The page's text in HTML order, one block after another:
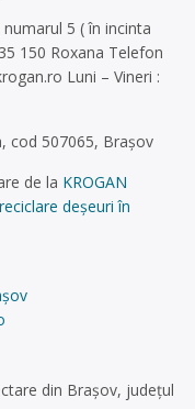
5 ( în incinta
150 Roxana Telefon
Luni – Vineri :
cod 507065, Brașov
de la KROGAN
deșeuri în
din Brașov, județul